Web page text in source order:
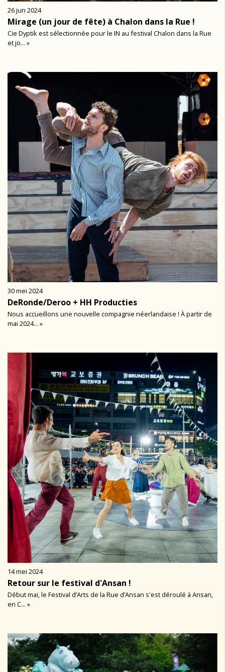
26 jun 2024
Mirage (un jour de fête) à Chalon dans la Rue !
Cie Dyptik est sélectionnée pour le IN au festival Chalon dans la Rue
et jo... »
30 mei 2024
DeRonde/Deroo + HH Producties
Nous accueillons une nouvelle compagnie néerlandaise ! À partir de
mai 2024... »
14 mei 2024
Retour sur le festival d'Ansan !
Début mai, le Festival d’Arts de la Rue d’Ansan s'est déroulé à Ansan,
en C... »